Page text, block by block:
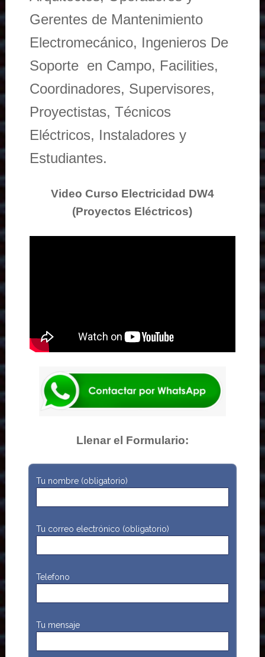
Gerentes de Mantenimiento
Electromecánico, Ingenieros De
Soporte en Campo, Facilities,
Coordinadores, Supervisores,
Proyectistas, Técnicos
Eléctricos, Instaladores y
Estudiantes.
Video Curso Electricidad DW4
(Proyectos Eléctricos)
Llenar el Formulario:
Tu nombre (obligatorio)
Tu correo electrónico (obligatorio)
Telefono
Tu mensaje